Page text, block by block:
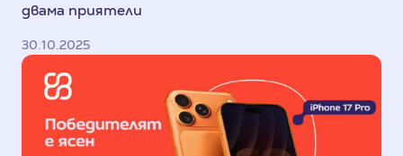
двама приятели
30.10.2025